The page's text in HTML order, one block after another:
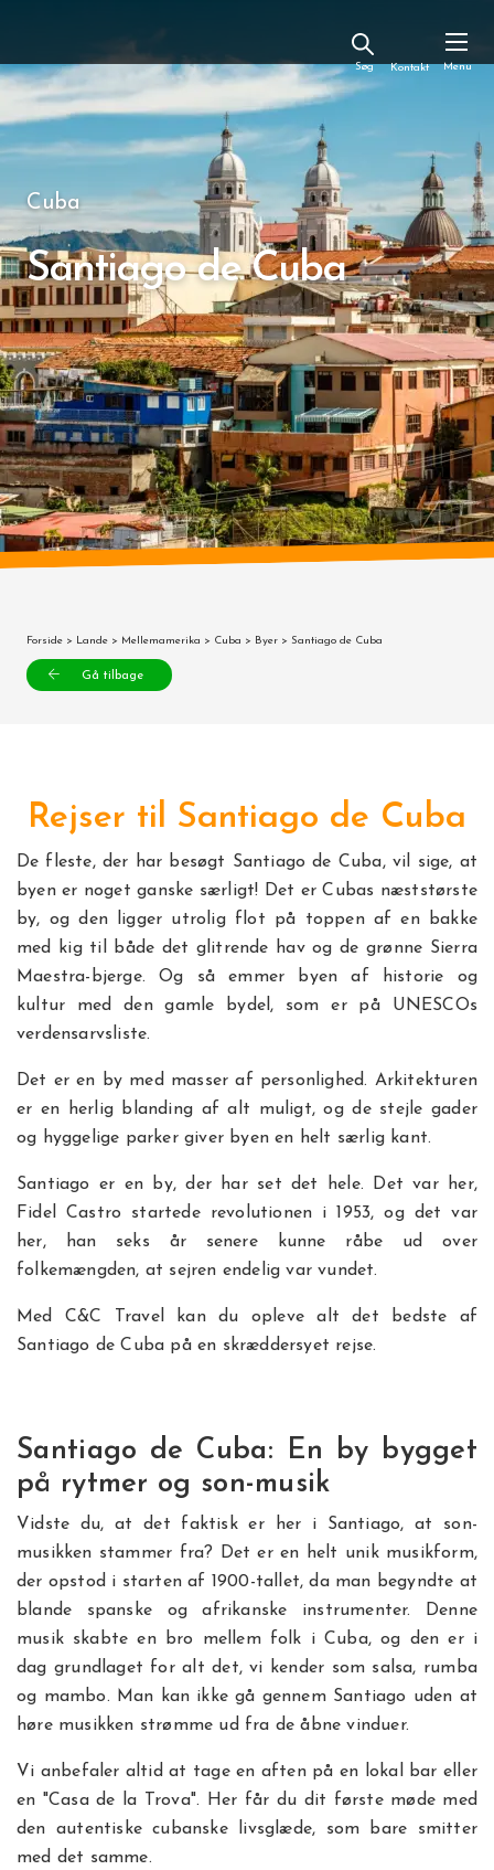
Kontakt
Cuba
Santiago de Cuba
Forside > Lande > Mellemamerika > Cuba > Byer > Santiago de Cuba
Gå tilbage
Rejser til Santiago de Cuba
De fleste, der har besøgt Santiago de Cuba, vil sige, at
byen er noget ganske særligt! Det er Cubas næststørste
by, og den ligger utrolig flot på toppen af en bakke
med kig til både det glitrende hav og de grønne Sierra
Maestra-bjerge. Og så emmer byen af historie og
kultur med den gamle bydel, som er på UNESCOs
verdensarvsliste.
Det er en by med masser af personlighed. Arkitekturen
er en herlig blanding af alt muligt, og de stejle gader
og hyggelige parker giver byen en helt særlig kant.
Santiago er en by, der har set det hele. Det var her,
Fidel Castro startede revolutionen i 1953, og det var
her, han seks år senere kunne råbe ud over
folkemængden, at sejren endelig var vundet.
Med C&C Travel kan du opleve alt det bedste af
Santiago de Cuba på en skræddersyet rejse.
Santiago de Cuba: En by bygget
på rytmer og son-musik
Vidste du, at det faktisk er her i Santiago, at son-
musikken stammer fra? Det er en helt unik musikform,
der opstod i starten af 1900-tallet, da man begyndte at
blande spanske og afrikanske instrumenter. Denne
musik skabte en bro mellem folk i Cuba, og den er i
dag grundlaget for alt det, vi kender som salsa, rumba
og mambo. Man kan ikke gå gennem Santiago uden at
høre musikken strømme ud fra de åbne vinduer.
Vi anbefaler altid at tage en aften på en lokal bar eller
en "Casa de la Trova". Her får du dit første møde med
den autentiske cubanske livsglæde, som bare smitter
med det samme.